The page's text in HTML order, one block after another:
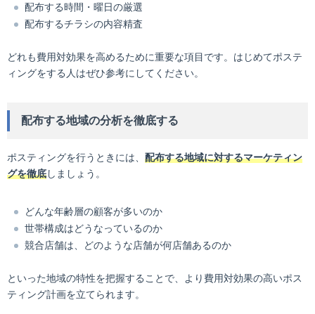
配布する時間・曜日の厳選
配布するチラシの内容精査
どれも費用対効果を高めるために重要な項目です。はじめてポステ
ィングをする人はぜひ参考にしてください。
配布する地域の分析を徹底する
ポスティングを行うときには、 配布する地域に対するマーケティン
グを徹底しましょう。
どんな年齢層の顧客が多いのか
世帯構成はどうなっているのか
競合店舗は、どのような店舗が何店舗あるのか
といった地域の特性を把握することで、より費用対効果の高いポス
ティング計画を立てられます。